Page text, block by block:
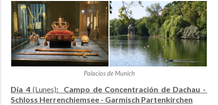
Palacios de Munich
Día 4(Lunes): Campo de Concentración de Dachau -
Schloss Herrenchiemsee - Garmisch Partenkirchen